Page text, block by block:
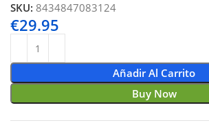
SKU:8434847083124
€29.95
Añadir Al Carrito
Buy Now